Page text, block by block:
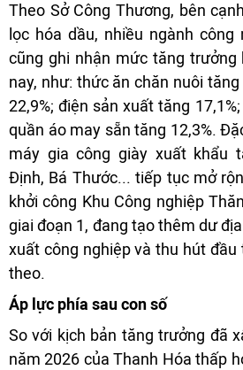
Theo Sở Công Thương, bên
lọc hóa dầu, nhiều ngành
cũng ghi nhận mức tăng trưởng
nay, như: thức ăn chăn nuôi
22,9%; điện sản xuất tăng
quần áo may sẵn tăng 12,3%.
máy gia công giày xuất khẩu
Định, Bá Thước... tiếp tục mở
khởi công Khu Công nghiệp
giai đoạn 1, đang tạo thêm dư
xuất công nghiệp và thu hút
theo.
Áp lực phía sau con số
So với kịch bản tăng trưởng đã
năm 2026 của Thanh Hóa thấp